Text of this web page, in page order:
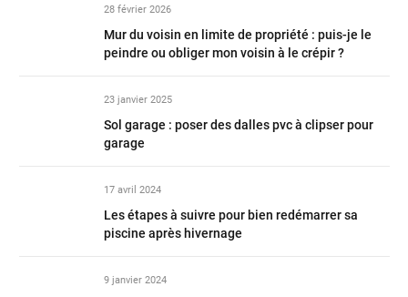
28 février 2026
Mur du voisin en limite de propriété : puis-je le
peindre ou obliger mon voisin à le crépir ?
23 janvier 2025
Sol garage : poser des dalles pvc à clipser pour
garage
17 avril 2024
Les étapes à suivre pour bien redémarrer sa
piscine après hivernage
9 janvier 2024